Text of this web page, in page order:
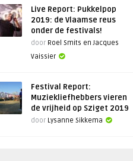
Live Report: Pukkelpop
2019: de Vlaamse reus
onder de festivals!
door Roel Smits en Jacques
Vaissier
Festival Report:
Muziekliefhebbers vieren
de vrijheid op Sziget 2019
door Lysanne Sikkema